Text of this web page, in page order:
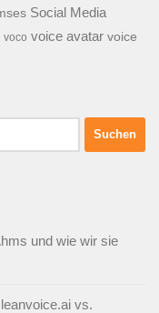
Social Media
voco voice avatar voice
und wie wir sie
vs.